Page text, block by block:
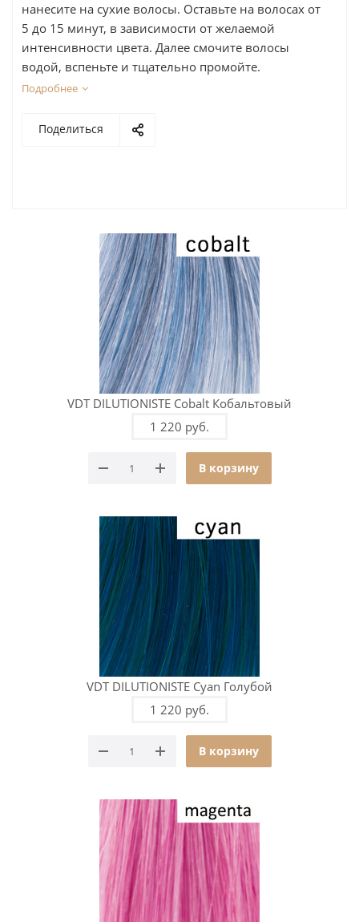
нанесите на сухие волосы. Оставьте на волосах от
5 до 15 минут, в зависимости от желаемой
интенсивности цвета. Далее смочите волосы
водой, вспеньте и тщательно промойте.
Подробнее
Поделиться
VDT DILUTIONISTE Cobalt Кобальтовый
1 220 руб.
В корзину
VDT DILUTIONISTE Cyan Голубой
1 220 руб.
В корзину